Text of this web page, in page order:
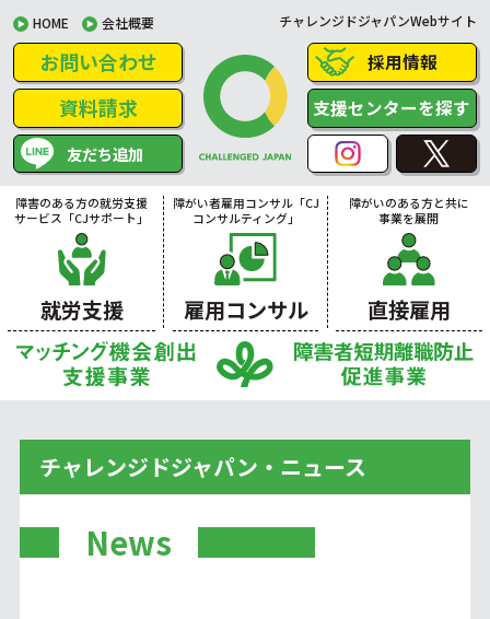
HOME 会社概要 チャレンジドジャパンWebサイト
お問い合わせ
資料請求
友だち追加
採用情報
支援センターを探す
障害のある方の就労支援
サービス「CJサポート」
就労支援
障がい者雇用コンサル「CJ
コンサルティング」
雇用コンサル
障がいのある方と共に
事業を展開
直接雇用
チャレンジドジャパン・ニュース
News